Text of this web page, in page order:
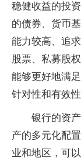
稳健收益的投
的债券、货币
能力较高、追
股票、私募股
能够更好地满
针对性和有效性
银行的资
产的多元化配
业和地区，可